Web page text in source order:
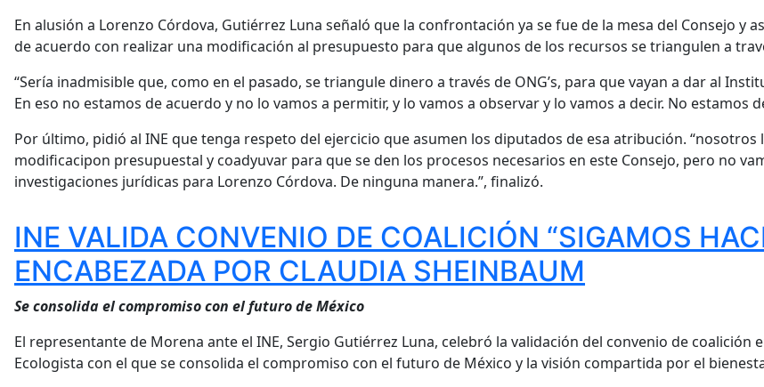
En alusión a Lorenzo Córdova, Gutiérrez Luna señaló que la confrontación ya se fue de la mesa del Consejo y
de acuerdo con realizar una modificación al presupuesto para que algunos de los recursos se triangulen a
“Sería inadmisible que, como en el pasado, se triangule dinero a través de ONG’s, para que vayan a dar al
En eso no estamos de acuerdo y no lo vamos a permitir, y lo vamos a observar y lo vamos a decir. No estamos
Por último, pidió al INE que tenga respeto del ejercicio que asumen los diputados de esa atribución.
modificacipon presupuestal y coadyuvar para que se den los procesos necesarios en este Consejo, pero no
investigaciones jurídicas para Lorenzo Córdova. De ninguna manera.”, finalizó.
INE VALIDA CONVENIO DE COALICIÓN “SIGAMOS
ENCABEZADA POR CLAUDIA SHEINBAUM
Se consolida el compromiso con el futuro de México
El representante de Morena ante el INE, Sergio Gutiérrez Luna, celebró la validación del convenio de coalición
Ecologista con el que se consolida el compromiso con el futuro de México y la visión compartida por el